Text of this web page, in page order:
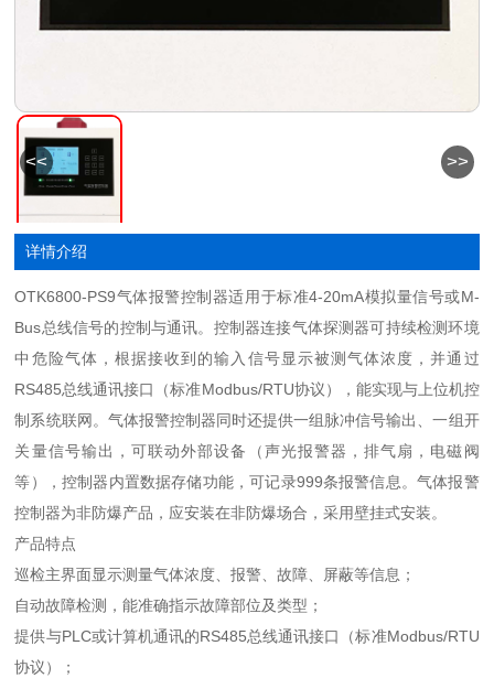
<< >>
详情介绍
OTK6800-PS9气体报警控制器适用于标准4-20mA模拟量信号或M-
Bus总线信号的控制与通讯。控制器连接气体探测器可持续检测环境
中危险气体，根据接收到的输入信号显示被测气体浓度，并通过
RS485总线通讯接口（标准Modbus/RTU协议），能实现与上位机控
制系统联网。气体报警控制器同时还提供一组脉冲信号输出、一组开
关量信号输出，可联动外部设备（声光报警器，排气扇，电磁阀
等）， 控制器内置数据存储功能，可记录999条报警信息。气体报警
控制器为非防爆产品，应安装在非防爆场合，采用壁挂式安装。
产品特点
巡检主界面显示测量气体浓度、报警、故障、屏蔽等信息；
自动故障检测，能准确指示故障部位及类型；
提供与PLC或计算机通讯的RS485总线通讯接口（标准Modbus/RTU
协议）；